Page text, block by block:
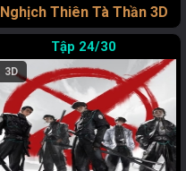
Nghịch Thiên Tà Thần 3D
24/30
3D